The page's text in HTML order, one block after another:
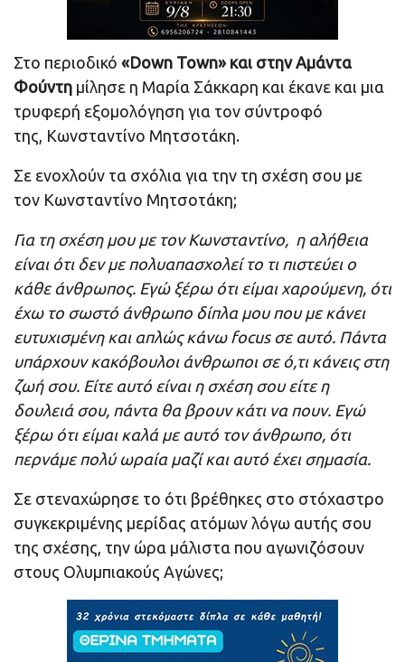
Στο περιοδικό «Down Town» και στην Αμάντα
Φούντη μίλησε η Μαρία Σάκκαρη και έκανε και μια
τρυφερή εξομολόγηση για τον σύντροφό
της, Κωνσταντίνο Μητσοτάκη.
Σε ενοχλούν τα σχόλια για την τη σχέση σου με
τον Κωνσταντίνο Μητσοτάκη;
Για τη σχέση μου με τον Κωνσταντίνο, η αλήθεια
είναι ότι δεν με πολυαπασχολεί το τι πιστεύει ο
κάθε άνθρωπος. Εγώ ξέρω ότι είμαι χαρούμενη, ότι
έχω το σωστό άνθρωπο δίπλα μου που με κάνει
ευτυχισμένη και απλώς κάνω focus σε αυτό. Πάντα
υπάρχουν κακόβουλοι άνθρωποι σε ό,τι κάνεις στη
ζωή σου. Είτε αυτό είναι η σχέση σου είτε η
δουλειά σου, πάντα θα βρουν κάτι να πουν. Εγώ
ξέρω ότι είμαι καλά με αυτό τον άνθρωπο, ότι
περνάμε πολύ ωραία μαζί και αυτό έχει σημασία.
Σε στεναχώρησε το ότι βρέθηκες στο στόχαστρο
συγκεκριμένης μερίδας ατόμων λόγω αυτής σου
της σχέσης, την ώρα μάλιστα που αγωνιζόσουν
στους Ολυμπιακούς Αγώνες;